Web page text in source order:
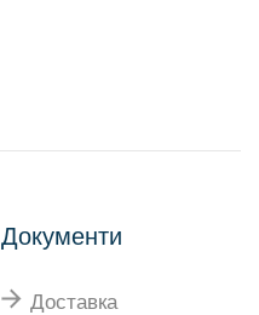
Документи
Доставка